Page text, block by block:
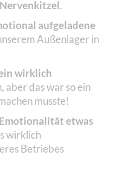
.
aufgeladene
Außenlager in
wirklich
aber das war so ein
musste!
Emotionalität etwas
wirklich
Betriebes